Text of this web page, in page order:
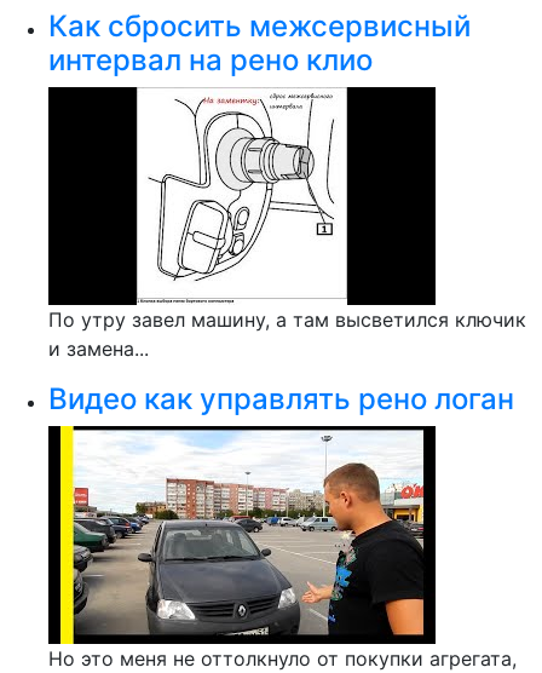
Как сбросить межсервисный
интервал на рено клио
По утру завел машину, а там высветился ключик
и замена...
Видео как управлять рено логан
Но это меня не оттолкнуло от покупки агрегата,